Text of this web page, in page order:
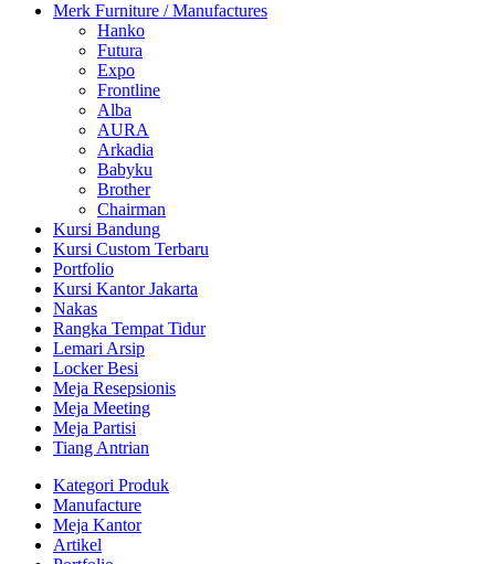
Merk Furniture / Manufactures
Hanko
Futura
Expo
Frontline
Alba
AURA
Arkadia
Babyku
Brother
Chairman
Kursi Bandung
Kursi Custom Terbaru
Portfolio
Kursi Kantor Jakarta
Nakas
Rangka Tempat Tidur
Lemari Arsip
Locker Besi
Meja Resepsionis
Meja Meeting
Meja Partisi
Tiang Antrian
Kategori Produk
Manufacture
Meja Kantor
Artikel